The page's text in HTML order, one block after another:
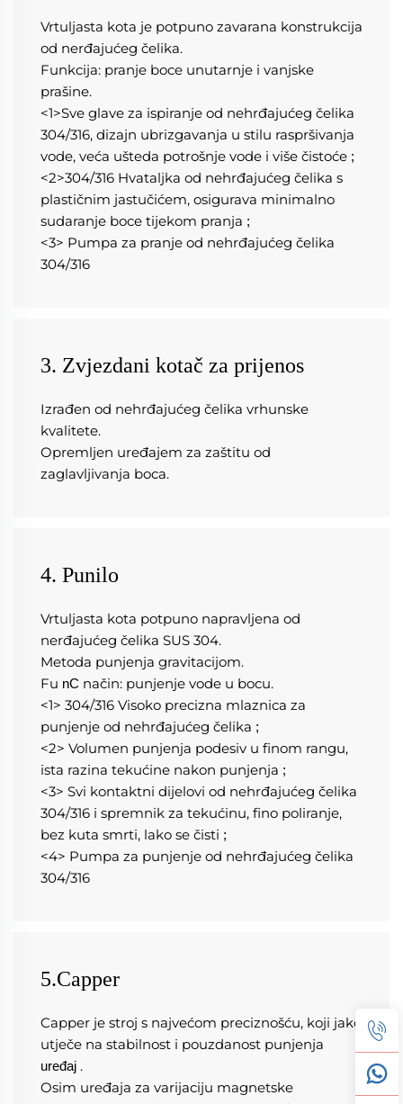
Vrtuljasta kota je potpuno zavarana konstrukcija
od nerđajućeg čelika.
Funkcija: pranje boce unutarnje i vanjske
prašine.
<1>Sve glave za ispiranje od nehrđajućeg čelika
304/316, dizajn ubrizgavanja u stilu raspršivanja
vode, veća ušteda potrošnje vode i više čistoće ;
<2>304/316 Hvataljka od nehrđajućeg čelika s
plastičnim jastučićem, osigurava minimalno
sudaranje boce tijekom pranja ;
<3> Pumpa za pranje od nehrđajućeg čelika
304/316
3. Zvjezdani kotač za prijenos
Izrađen od nehrđajućeg čelika vrhunske
kvalitete.
Opremljen uređajem za zaštitu od
zaglavljivanja boca.
4. Punilo
Vrtuljasta kota potpuno napravljena od
nerđajućeg čelika SUS 304.
Metoda punjenja gravitacijom.
Fu nC način: punjenje vode u bocu.
<1> 304/316 Visoko precizna mlaznica za
punjenje od nehrđajućeg čelika ;
<2> Volumen punjenja podesiv u finom rangu,
ista razina tekućine nakon punjenja ;
<3> Svi kontaktni dijelovi od nehrđajućeg čelika
304/316 i spremnik za tekućinu, fino poliranje,
bez kuta smrti, lako se čisti ;
<4> Pumpa za punjenje od nehrđajućeg čelika
304/316
5.Capper
Capper je stroj s najvećom preciznošću, koji jako
uređaj .
Osim uređaja za varijaciju magnetske